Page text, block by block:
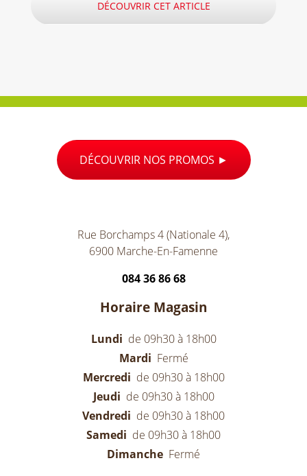
DÉCOUVRIR CET ARTICLE
DÉCOUVRIR NOS PROMOS
Rue Borchamps 4 (Nationale 4),
6900 Marche-En-Famenne
084 36 86 68
Horaire Magasin
Lundi de 09h30 à 18h00
Mardi Fermé
Mercredi de 09h30 à 18h00
Jeudi de 09h30 à 18h00
Vendredi de 09h30 à 18h00
Samedi de 09h30 à 18h00
Dimanche Fermé